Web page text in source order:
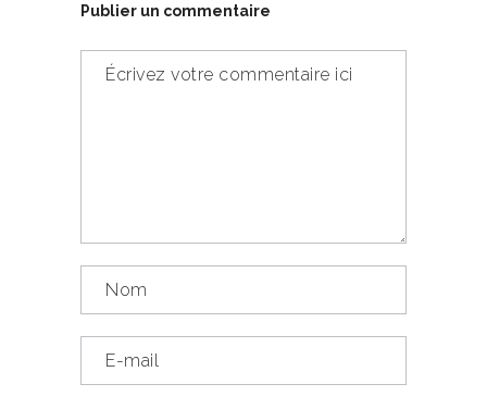
Publier un commentaire